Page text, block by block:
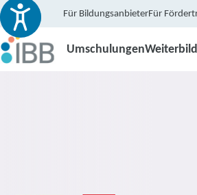
Für BildungsanbieterFür
Umschulungen